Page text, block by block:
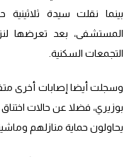
بينما نقلت سيدة
المستشفى، بعد تعرضها
التجمعات السكنية.
وسجلت أيضا إصابات أخرى
بوزيري، فضلا عن حالات
يحاولون حماية منازلهم